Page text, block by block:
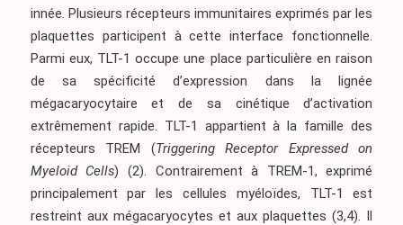
innée. Plusieurs récepteurs immunitaires exprimés par les
plaquettes participent à cette interface fonctionnelle.
Parmi eux, TLT-1 occupe une place particulière en raison
de sa spécificité d’expression dans la lignée
mégacaryocytaire et de sa cinétique d’activation
extrêmement rapide. TLT-1 appartient à la famille des
récepteurs TREM (Triggering Receptor Expressed on
Myeloid Cells) (2). Contrairement à TREM-1, exprimé
principalement par les cellules myéloïdes, TLT-1 est
restreint aux mégacaryocytes et aux plaquettes(3,4). Il